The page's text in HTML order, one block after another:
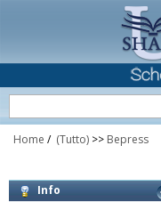
Home / (Tutto) >> Bepress
Info